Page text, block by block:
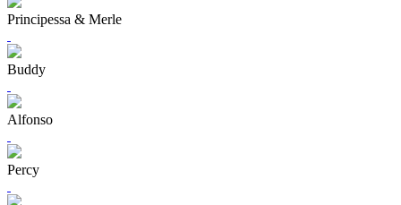
Principessa & Merle
Buddy
Alfonso
Percy